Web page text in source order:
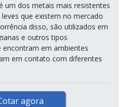
um dos metais mais resistentes
que existem no mercado
disso, são utilizados em
e outros tipos
encontram em ambientes
em contato com diferentes
agora